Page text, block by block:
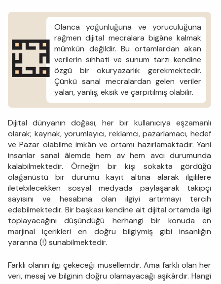
Olanca yoğunluğuna ve yoruculuğuna
rağmen dijital mecralara bigâne kalmak
mümkün değildir. Bu ortamlardan akan
verilerin sıhhati ve sunum tarzı kendine
özgü bir okuryazarlık gerekmektedir.
Çünkü sanal mecralardan gelen veriler
yalan, yanlış, eksik ve çarpıtılmış olabilir.
Dijital dünyanın doğası, her bir kullanıcıya eşzamanlı
olarak; kaynak, yorumlayıcı, reklamcı, pazarlamacı, hedef
ve Pazar olabilme imkân ve ortamı hazırlamaktadır. Yani
insanlar sanal âlemde hem av hem avcı durumunda
kalabilmektedir. Örneğin bir kişi sokakta gördüğü
olağanüstü bir durumu kayıt altına alarak ilgililere
iletebilecekken sosyal medyada paylaşarak takipçi
sayısını ve hesabına olan ilgiyi artırmayı tercih
edebilmektedir. Bir başkası kendine ait dijital ortamda ilgi
toplayacağını düşündüğü herhangi bir konuda en
marjinal içerikleri en doğru bilgiymiş gibi insanlığın
yararına (!) sunabilmektedir.
Farklı olanın ilgi çekeceği müsellemdir. Ama farklı olan her
veri, mesaj ve bilginin doğru olamayacağı aşikârdır. Hangi